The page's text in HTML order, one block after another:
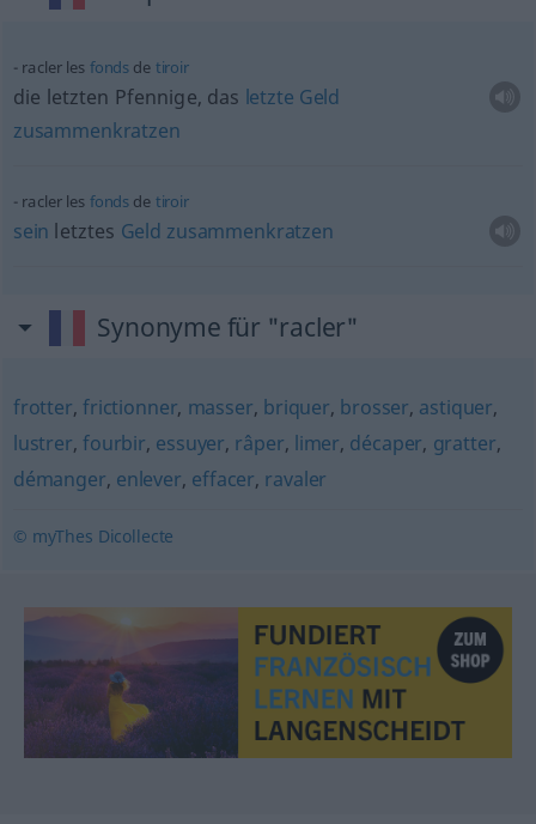
racler les fonds de tiroir
die letzten Pfennige, das letzte Geld
zusammenkratzen
racler les fonds de tiroir
sein letztes Geld zusammenkratzen
Synonyme für "racler"
frotter,frictionner, masser, briquer, brosser, astiquer,
lustrer,fourbir, essuyer, râper, limer, décaper, gratter,
démanger, enlever, effacer, ravaler
© myThes Dicollecte